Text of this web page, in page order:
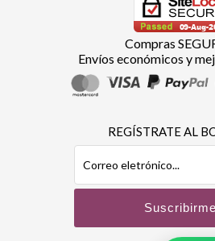
Compras
Envíos económicos y
REGÍSTRATE AL